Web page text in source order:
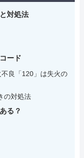
対処法
ード
不良「120」は失火の
の対処法
る？